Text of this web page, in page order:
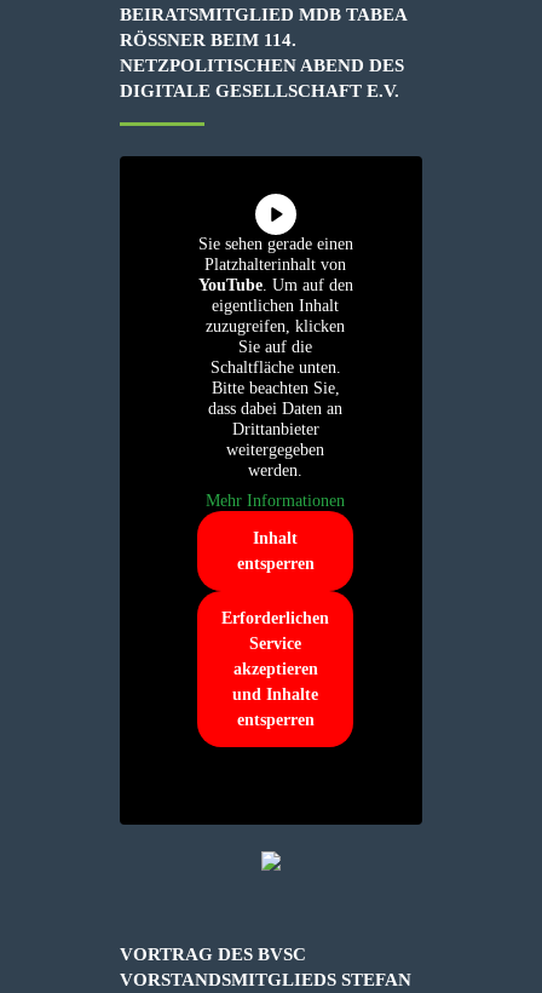
BEIRATSMITGLIED MDB TABEA
RÖSSNER BEIM 114. N
ETZPOLITISCHEN ABEND DES D
IGITALE GESELLSCHAFT E.V.
Sie sehen gerade einen
Platzhalterinhalt von
YouTube. Um auf den
eigentlichen Inhalt
zuzugreifen, klicken
Sie auf die
Schaltfläche unten.
Bitte beachten Sie,
dass dabei Daten an
Drittanbieter
weitergegeben
werden.
Mehr Informationen
Inhalt
entsperren
Erforderlichen
Service
akzeptieren
und Inhalte
entsperren
VORTRAG DES BVSC
VORSTANDSMITGLIEDS STEFAN